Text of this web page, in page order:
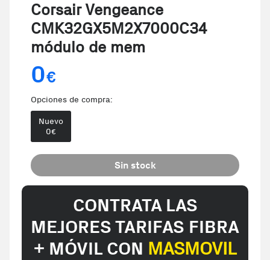
Corsair Vengeance
CMK32GX5M2X7000C34
módulo de mem
0€
Opciones de compra:
Nuevo
0€
Sin stock
CONTRATA LAS
MEJORES TARIFAS FIBRA
+ MÓVIL CON MASMOVIL